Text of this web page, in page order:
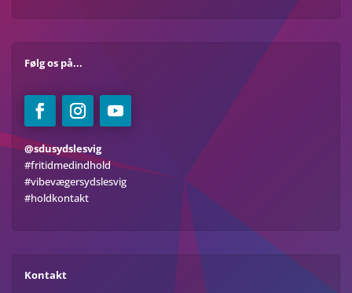
Følg os på...
@sdusydslesvig
#fritidmedindhold
#vibevægersydslesvig
#holdkontakt
Kontakt